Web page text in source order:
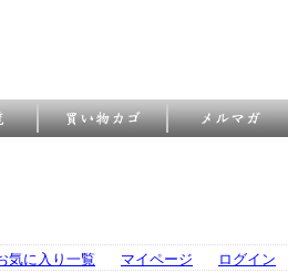
気に入り一覧
マイページ ログイン